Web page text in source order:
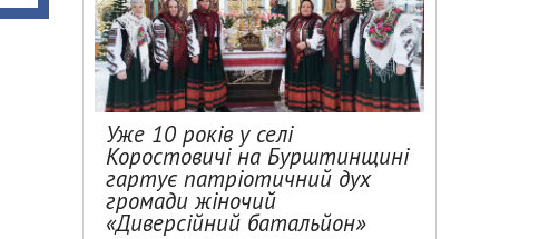
Уже 10 років у селі
Коростовичі на Бурштинщині
гартує патріотичний дух
громади жіночий
«Диверсійний батальйон»